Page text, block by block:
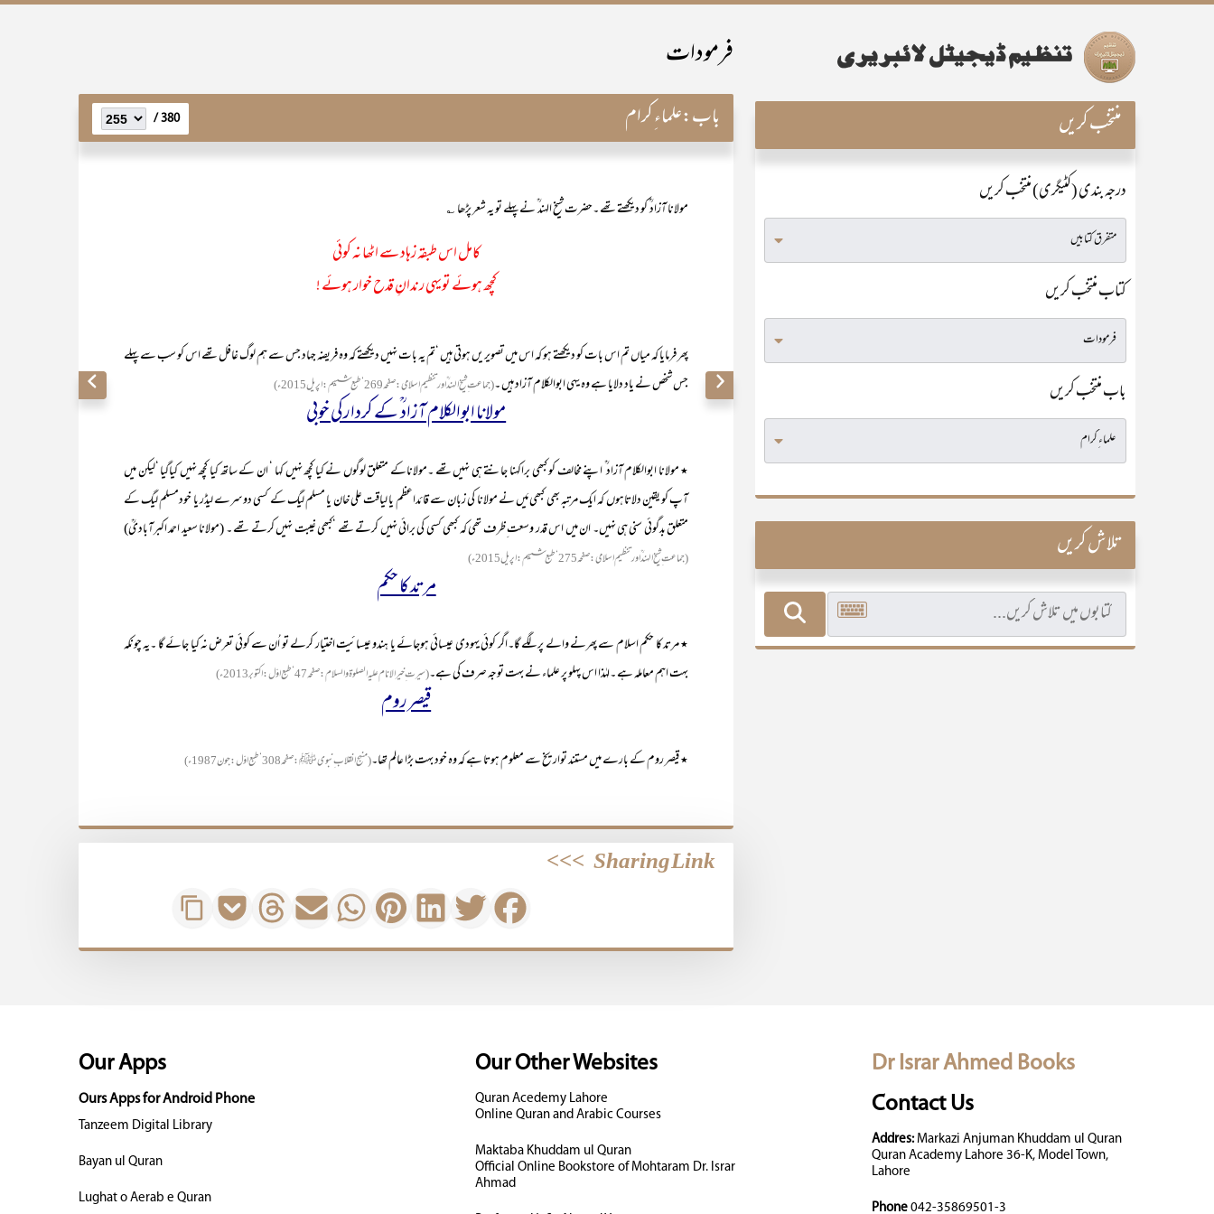
فرمودات
باب:علماء ِکرام 380 /
مولانا آزاد ؒ کو دیکھتے تھے ۔حضرت شیخ الہند ؒ نے پہلے تو یہ شعر پڑھا ـ ؎
کامل اس طبقہ زہاد سے اٹھا نہ کوئی
کچھ ہوئے تویہی رندانِ قدح خوار ہوئے !
پھر فرمایا کہ میاں تم اس بات کو دیکھتے ہو کہ اس میں تصویر یں ہوتی ہیں ‘تم یہ بات نہیں دیکھتے کہ وہ فریضہ جہاد جس سے ہم لوگ غافل تھے اس کو سب سے پہلے
جس شخص نے یاد دلایا ہے وہ یہی ابوالکلام آزاد ہیں ۔(جماعت ِ شیخ الہند ؒ اور تنظیم اسلامی :صفحہ269‘طبع ششم :اپریل2015ء)
مولانا ابوالکلام آزاد ؒ کے کردارکی خوبی
٭ مولانا ابوالکلام آزاد ؒ اپنے مخالف کو کبھی براکہنا جانتے ہی نہیں تھے ۔مولاناکے متعلق لوگوں نے کیا کچھ نہیں کہا ‘ ان کے ساتھ کیا کچھ نہیں کیاگیا ‘لیکن میں
آپ کو یقین دلاتاہوں کہ ایک مرتبہ بھی کبھی مَیں نے مولانا کی زبان سے قائداعظم یا لیاقت علی خان یا مسلم لیگ کے کسی دوسرے لیڈر یا خودمسلم لیگ کے
متعلق بدگوئی سنی ہی نہیں۔ ان میں اس قدر وسعت ِظرف تھی کہ کبھی کسی کی برائی نہیں کرتے تھے ‘کبھی غیبت نہیں کرتے تھے ۔ (مولانا سعید احمد اکبرآبادیؒ)
(جماعت ِ شیخ الہند ؒ اور تنظیم اسلامی :صفحہ275‘طبع ششم :اپریل2015ء)
مرتد کا حکم
٭ مرتد کا حکم اسلام سے پھرنے والے پر لگے گا۔اگر کوئی یہودی عیسائی ہوجائے یا ہندو عیسائیت اختیار کرلے تو اُن سے کوئی تعرض نہ کیا جائے گا ۔یہ چونکہ
بہت اہم معاملہ ہے ۔لہٰذا اس پہلو پر علماء نے بہت توجہ صرف کی ہے۔(سیرت ِ خیرالانام علیہ الصلوۃ والسلام :صفحہ47‘طبع اوّل :اکتوبر 2013ء)
قیصر روم
٭ قیصر روم کے بارے میں مستند تواریخ سے معلوم ہوتا ہے کہ وہ خود بہت بڑا عالم تھا۔(منہج انقلاب ِنبوی ﷺ :صفحہ308‘طبع اوّل :جون1987ء)
Sharing Link
>>>
منتخب کریں
درجہ بندی (کٹیگری) منتخب کریں
کتاب منتخب کریں
باب منتخب کریں
تلاش کریں
Dr Israr Ahmed Books
Contact Us
Addres:Markazi Anjuman Khuddam ul Quran
Quran Academy Lahore 36-K, Model Town,
Lahore
Phone 042-35869501-3
Our Other Websites
Quran Acedemy Lahore
Online Quran and Arabic Courses
Maktaba Khuddam ul Quran
Official Online Bookstore of Mohtaram Dr. Israr
Ahmad
Our Apps
Ours Apps for Android Phone
Tanzeem Digital Library
Bayan ul Quran
Lughat o Aerab e Quran